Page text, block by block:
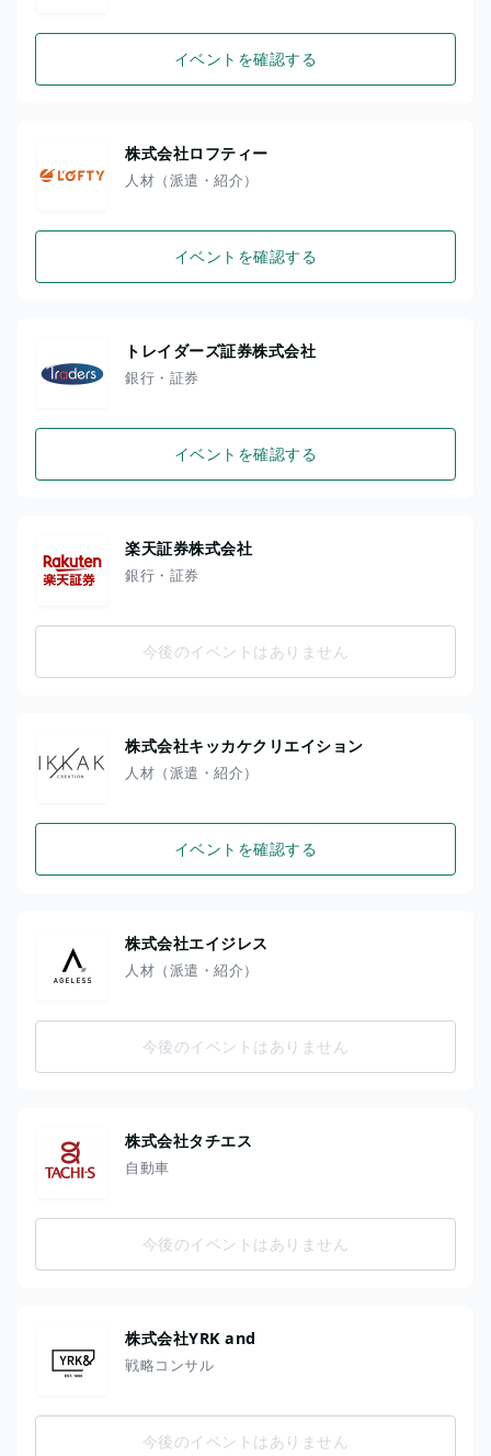
イベントを確認する
株式会社ロフティー
人材（派遣・紹介）
イベントを確認する
トレイダーズ証券株式会社
銀行・証券
イベントを確認する
楽天証券株式会社
銀行・証券
今後のイベントはありません
株式会社キッカケクリエイション
人材（派遣・紹介）
イベントを確認する
株式会社エイジレス
人材（派遣・紹介）
今後のイベントはありません
株式会社タチエス
自動車
今後のイベントはありません
株式会社YRK and
戦略コンサル
今後のイベントはありません